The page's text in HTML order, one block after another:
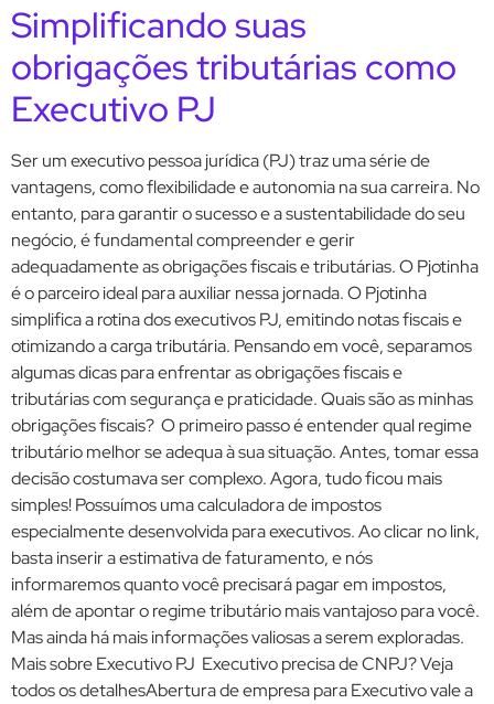
Simplificando suas
obrigações tributárias como
Executivo PJ
Ser um executivo pessoa jurídica (PJ) traz uma série de
vantagens, como flexibilidade e autonomia na sua carreira. No
entanto, para garantir o sucesso e a sustentabilidade do seu
negócio, é fundamental compreender e gerir
adequadamente as obrigações fiscais e tributárias. O Pjotinha
é o parceiro ideal para auxiliar nessa jornada. O Pjotinha
simplifica a rotina dos executivos PJ, emitindo notas fiscais e
otimizando a carga tributária. Pensando em você, separamos
algumas dicas para enfrentar as obrigações fiscais e
tributárias com segurança e praticidade. Quais são as minhas
obrigações fiscais? O primeiro passo é entender qual regime
tributário melhor se adequa à sua situação. Antes, tomar essa
decisão costumava ser complexo. Agora, tudo ficou mais
simples! Possuímos uma calculadora de impostos
especialmente desenvolvida para executivos. Ao clicar no link,
basta inserir a estimativa de faturamento, e nós
informaremos quanto você precisará pagar em impostos,
além de apontar o regime tributário mais vantajoso para você.
Mas ainda há mais informações valiosas a serem exploradas.
Mais sobre Executivo PJ Executivo precisa de CNPJ? Veja
todos os detalhesAbertura de empresa para Executivo vale a